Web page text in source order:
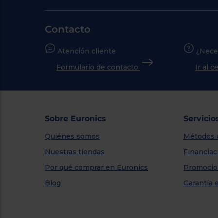
Contacto
Atención cliente
Formulario de contacto
Ir al
Sobre Euronics
Quiénes somos
Nuestras tiendas
Por qué comprar en Euronics
Blog
Métodos
Garantía